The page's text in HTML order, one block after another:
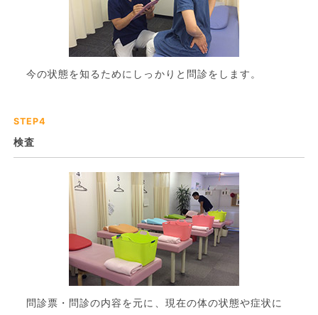
今の状態を知るためにしっかりと問診をします。
STEP4
検査
問診票・問診の内容を元に、現在の体の状態や症状に